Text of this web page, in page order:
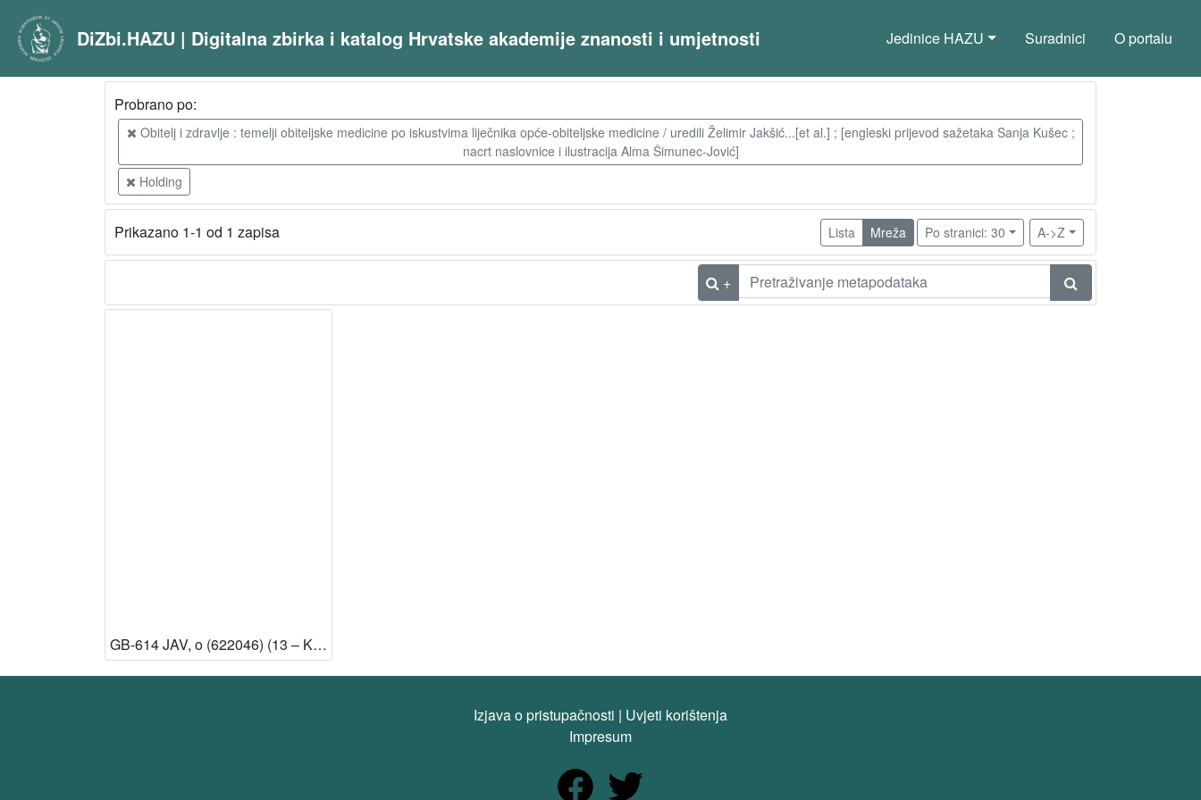
DiZbi.HAZU | Digitalna zbirka i katalog Hrvatske akademije znanosti i umjetnosti Jedinice HAZU Suradnici O portalu
Probrano po:
Obitelj i zdravlje : temelji obiteljske medicine po iskustvima liječnika opće-obiteljske medicine / uredili Želimir Jakšić...[et al.] ; [engleski prijevod sažetaka Sanja Kušec ;
nacrt naslovnice i ilustracija Alma Šimunec-Jović]
Holding
Prikazano 1-1 od 1 zapisa Lista Mreža Po stranici: 30 A->Z
+
GB-614 JAV, o (622046) (13 – Knjižnica HAZU) [Dostupno]
Izjava o pristupačnosti | Uvjeti korištenja
Impresum